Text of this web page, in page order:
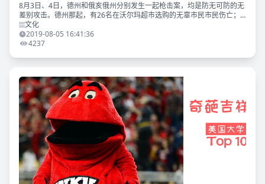
8月3日、4日，德州和俄亥俄州分别发生一起枪击案，均是防无可防的无
差别攻击。德州那起，有26名在沃尔玛超市选购的无辜市民市民伤亡；
而俄亥俄州那起，则有25人。 赴美留学的朋友们，最害怕的可能就是这
样的飞来横祸；小
文化
2019-08-05 16:41:36
4237